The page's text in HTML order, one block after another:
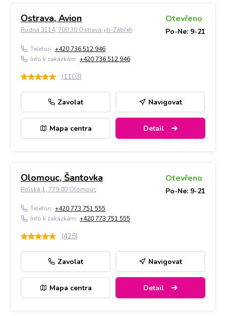
Ostrava, Avion
Rudná 3114, 700 30 Ostrava-jih-Zábřeh
Otevřeno
Po-Ne: 9-21
Telefon: +420 736 512 946
Info k zakázkám: +420 736 512 946
(1103)
Zavolat Navigovat
Mapa centra Detail
Olomouc, Šantovka
Polská 1, 779 00 Olomouc
Otevřeno
Po-Ne: 9-21
Telefon: +420 773 751 555
Info k zakázkám: +420 773 751 555
(425)
Zavolat Navigovat
Mapa centra Detail